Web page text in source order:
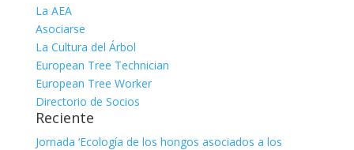
La AEA
Asociarse
La Cultura del Árbol
European Tree Technician
European Tree Worker
Directorio de Socios
Reciente
Jornada ‘Ecología de los hongos asociados a los